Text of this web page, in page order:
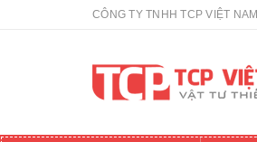
CÔNG TY TNHH TCP VIỆT NAM